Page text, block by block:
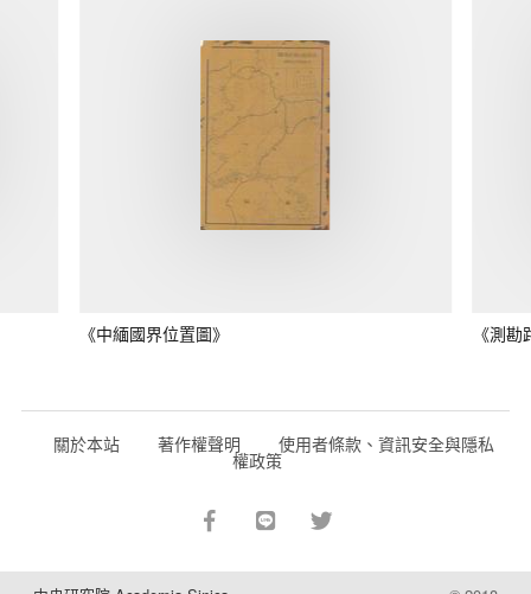
《中緬國界位置圖》 《測
關於本站 著作權聲明 使用者條款、資訊安全與隱私
權政策